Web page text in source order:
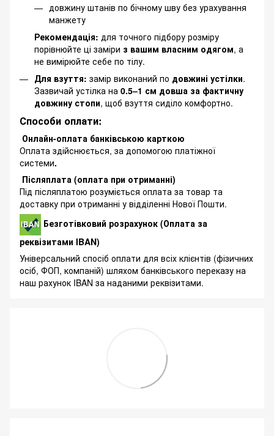
довжину штанів по бічному шву без урахування
манжету
Рекомендація: для точного підбору розміру
порівнюйте ці заміри з вашим власним одягом, а
не вимірюйте себе по тілу.
Для взуття: замір виконаний по довжині устілки.
Зазвичай устілка на 0.5–1 см довша за фактичну
довжину стопи, щоб взуття сиділо комфортно.
Способи оплати:
Онлайн-оплата банківською карткою
Оплата здійснюється, за допомогою платіжної
системи.
Післяплата (оплата при отриманні)
Під післяплатою розуміється оплата за товар та
доставку при отриманні у відділенні Нової Пошти.
Безготівковий розрахунок (Оплата за
реквізитами IBAN)
Універсальний спосіб оплати для всіх клієнтів (фізичних
осіб, ФОП, компаній) шляхом банківського переказу на
наш рахунок IBAN за наданими реквізитами.